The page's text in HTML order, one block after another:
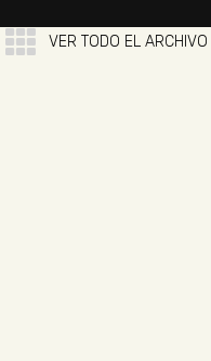
VER TODO EL ARCHIVO